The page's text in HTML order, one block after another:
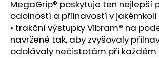
MegaGrip® poskytuje ten nejlepší
odolností a přilnavostí v jakémkoli
• trakční výstupky Vibram® na
navržené tak, aby zvyšovaly
odolávaly nečistotám při každém